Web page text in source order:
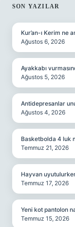
SON YAZILAR
Kur’an-ı Kerim ne
Ağustos 6, 2026
Ayakkabı
Ağustos 5, 2026
Antidepresanlar
Ağustos 4, 2026
Basketbolda 4 luk
Temmuz 21, 2026
Hayvan
Temmuz 17, 2026
Yeni kot pantolon
Temmuz 15, 2026